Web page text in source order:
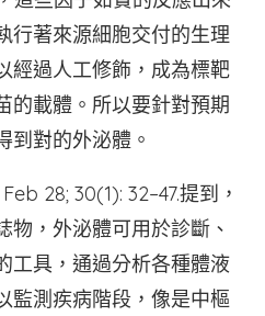
行著來源細胞交付的生理
經過人工修飾，成為標靶
的載體。所以要針對預期
到對的外泌體。
28; 30(1): 32–47.提到，
物，外泌體可用於診斷、
工具，通過分析各種體液
監測疾病階段，像是中樞